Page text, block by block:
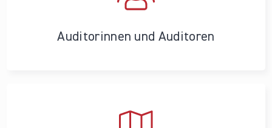
Auditorinnen und Auditoren